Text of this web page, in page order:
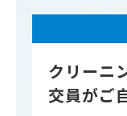
クリーニ
交員がご